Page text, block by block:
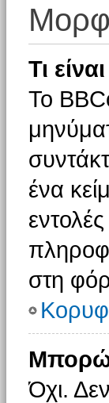
Τι
Το
ένα
στη
Μπορώ
Όχι.